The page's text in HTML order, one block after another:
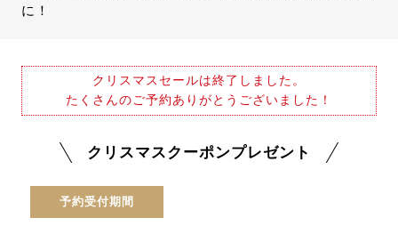
に！
クリスマスセールは終了しました。
たくさんのご予約ありがとうございました！
クリスマスクーポンプレゼント
予約受付期間